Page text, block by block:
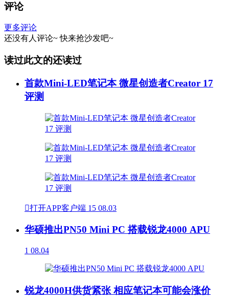
评论
更多评论
还没有人评论~ 快来抢沙发吧~
读过此文的还读过
首款Mini-LED笔记本 微星创造者Creator 17
评测
打开APP客户端 15 08.03
华硕推出PN50 Mini PC 搭载锐龙4000 APU
1 08.04
锐龙4000H供货紧张 相应笔记本可能会涨价